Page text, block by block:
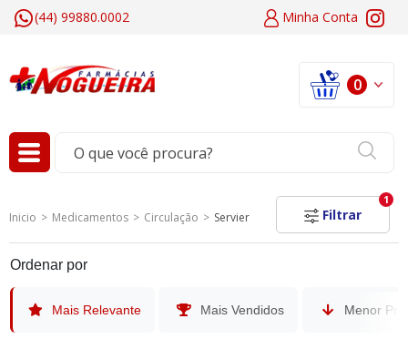
Minha Conta
(44) 99880.0002
0
Filtrar
1
Inicio Medicamentos Circulação Servier
Ordenar por
Mais Relevante Mais Vendidos Menor